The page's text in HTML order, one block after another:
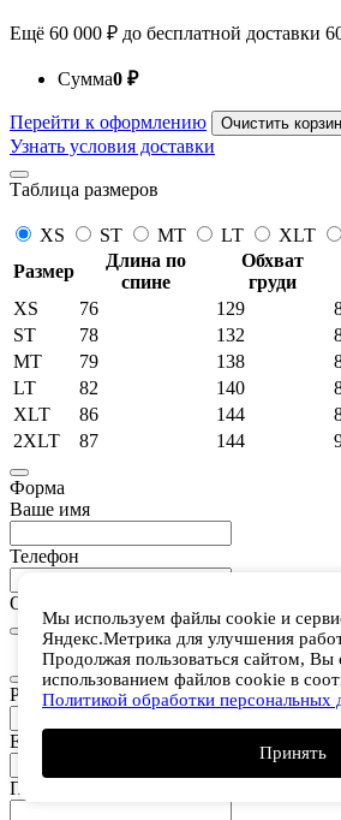
Ещё 60 000 ₽ до бесплатной доставки
Сумма0 ₽
Перейти к оформлению Очистить
Узнать условия доставки
Таблица размеров
XS ST MT LT XLT
Размер
Длина по
спине
Обхват
груди
XS
76 129
ST
78 132
MT
79 138
LT
82 140
XLT
86 144
2XLT
87 144
Форма
Ваше имя
Телефон
Отправить
Товар добавлен в
Регистрация
E-mail
Пароль
Мы используем файлы cookie и
Яндекс.Метрика для улучшения
Продолжая пользоваться сайтом, Вы
использованием файлов cookie в
Политикой обработки персональных
Принять